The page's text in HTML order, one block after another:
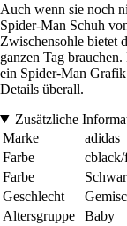
Auch wenn sie noch
Spider-Man Schuh
Zwischensohle bietet
ganzen Tag
ein Spider-Man
Details überall.
Zusätzliche
Marke
adidas
Farbe
Farbe
Geschlecht
Altersgruppe
Baby